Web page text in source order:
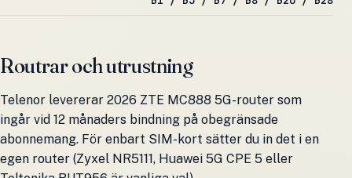
Routrar och utrustning
Telenor levererar 2026 ZTE MC888 5G-router som
ingår vid 12 månaders bindning på obegränsade
abonnemang. För enbart SIM-kort sätter du in det i en
egen router (Zyxel NR5111, Huawei 5G CPE 5 eller